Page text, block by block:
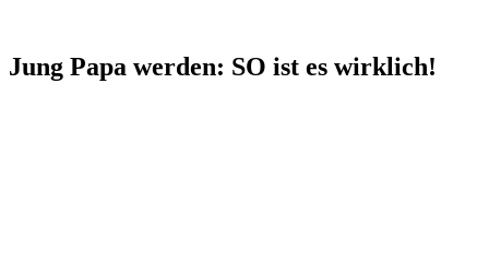
Jung Papa werden: SO ist es wirklich!